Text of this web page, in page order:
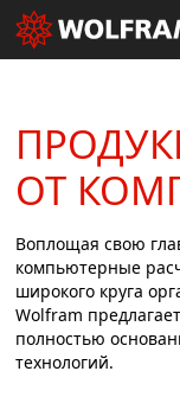
ОТ
Воплощая свою
компьютерные
широкого круга
Wolfram
полностью
технологий.